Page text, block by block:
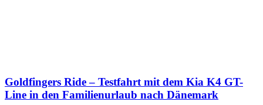
Goldfingers Ride – Testfahrt mit dem Kia K4 GT-
Line in den Familienurlaub nach Dänemark